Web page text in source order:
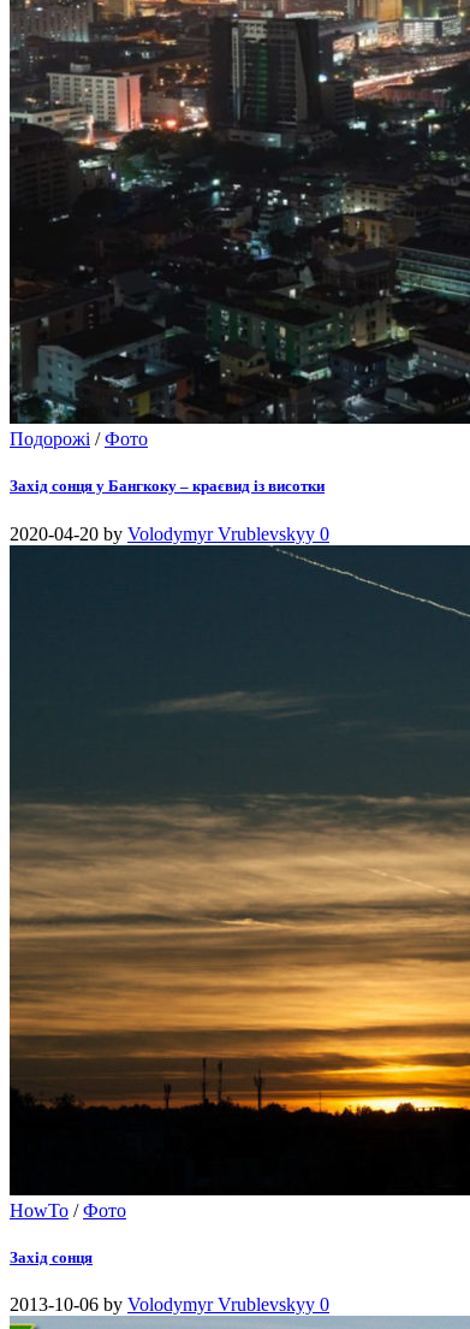
Подорожі /Фото
Захід сонця у Бангкоку – краєвид із висотки
2020-04-20 by Volodymyr Vrublevskyy 0
HowTo /Фото
Захід сонця
2013-10-06 by Volodymyr Vrublevskyy 0